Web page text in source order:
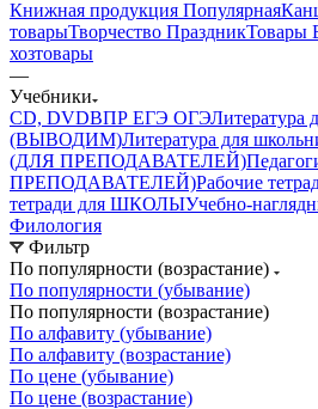
Книжная продукция Популярная
товарыТворчество ПраздникТовары
хозтовары
—
Учебники
CD, DVDВПР ЕГЭ ОГЭЛитература
(ВЫВОДИМ)Литература для
(ДЛЯ ПРЕПОДАВАТЕЛЕЙ)
ПРЕПОДАВАТЕЛЕЙ)Рабочие
тетради для ШКОЛЫУчебно-
Филология
Фильтр
По популярности (возрастание)
По популярности (убывание)
По популярности (возрастание)
По алфавиту (убывание)
По алфавиту (возрастание)
По цене (убывание)
По цене (возрастание)